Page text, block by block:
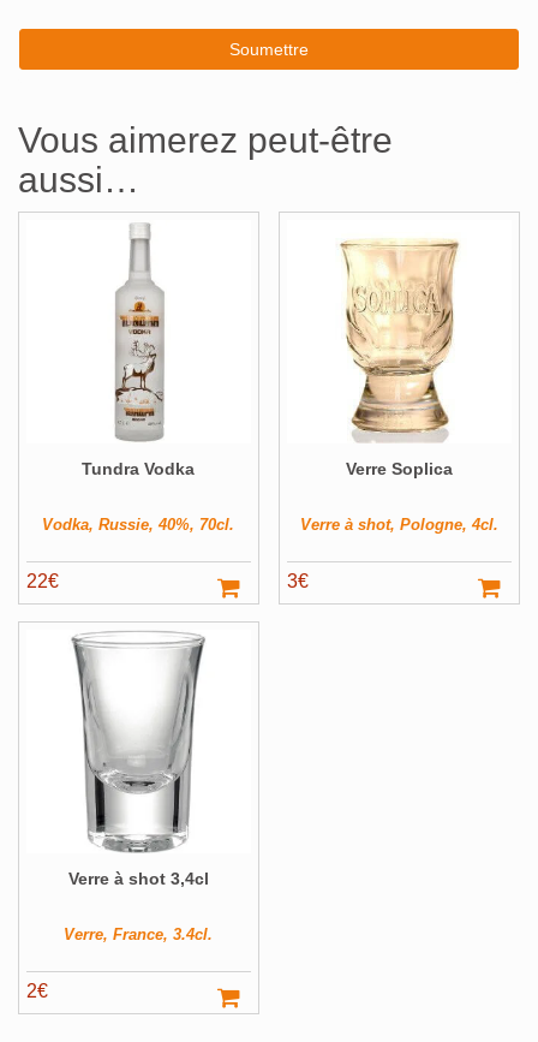
Vous aimerez peut-être
aussi…
Tundra Vodka
Vodka, Russie, 40%, 70cl.
22€
Verre Soplica
Verre à shot, Pologne, 4cl.
3€
Verre à shot 3,4cl
Verre, France, 3.4cl.
2€